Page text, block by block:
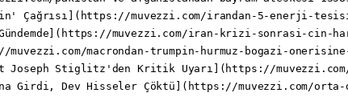
Çağrısı](https://muvezzi.com/irandan-5-enerji-
muvezzi.com/iran-krizi-sonrasi-cin-
macrondan-trumpin-hurmuz-bogazi-
Joseph Stiglitz'den Kritik Uyarı](https://
Girdi, Dev Hisseler Çöktü](https://muvezzi.com/